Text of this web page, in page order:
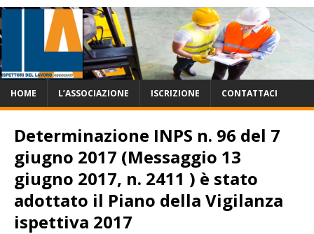
HOME L’ASSOCIAZIONE ISCRIZIONE CONTATTACI
Determinazione INPS n. 96 del 7
giugno 2017 (Messaggio 13
giugno 2017, n. 2411 ) è stato
adottato il Piano della Vigilanza
ispettiva 2017